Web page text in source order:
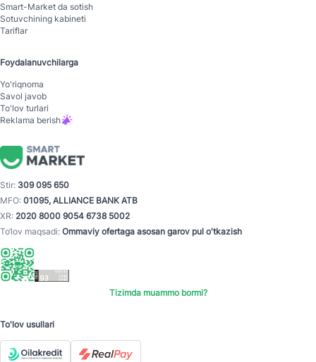
Smart-Mаrket da sotish
Sotuvchining kabineti
Tariflar
Foydalanuvchilarga
Yo'riqnoma
Savol javob
To'lov turlari
Reklama berish
Stir: 309 095 650
MFO: 01095, ALLIANCE BANK ATB
XR: 2020 8000 9054 6738 5002
To‘lov maqsadi: Ommaviy ofertaga asosan garov pul o'tkazish
Tizimda muammo bormi?
To'lov usullari